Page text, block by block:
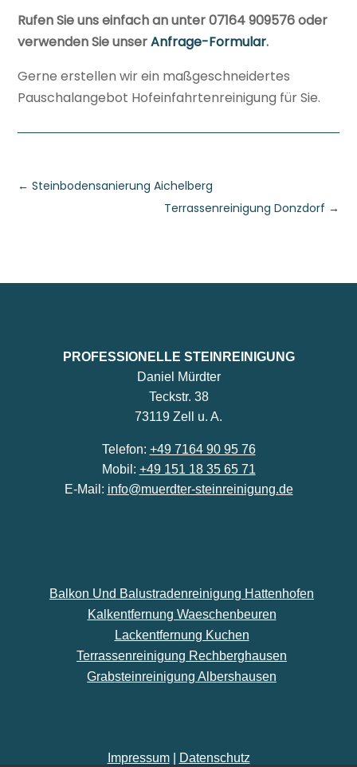
Rufen Sie uns einfach an unter 07164 909576 oder
verwenden Sie unserAnfrage-Formular.
Gerne erstellen wir ein maßgeschneidertes
Pauschalangebot Hofeinfahrtenreinigung für Sie.
←Steinbodensanierung Aichelberg
Terrassenreinigung Donzdorf →
PROFESSIONELLE STEINREINIGUNG
Daniel Mürdter
Teckstr. 38
73119 Zell u. A.
Telefon: +49 7164 90 95 76
Mobil: +49 151 18 35 65 71
E-Mail: info@muerdter-steinreinigung.de
Balkon Und Balustradenreinigung Hattenhofen
Kalkentfernung Waeschenbeuren
Lackentfernung Kuchen
Terrassenreinigung Rechberghausen
Grabsteinreinigung Albershausen
Impressum| Datenschutz